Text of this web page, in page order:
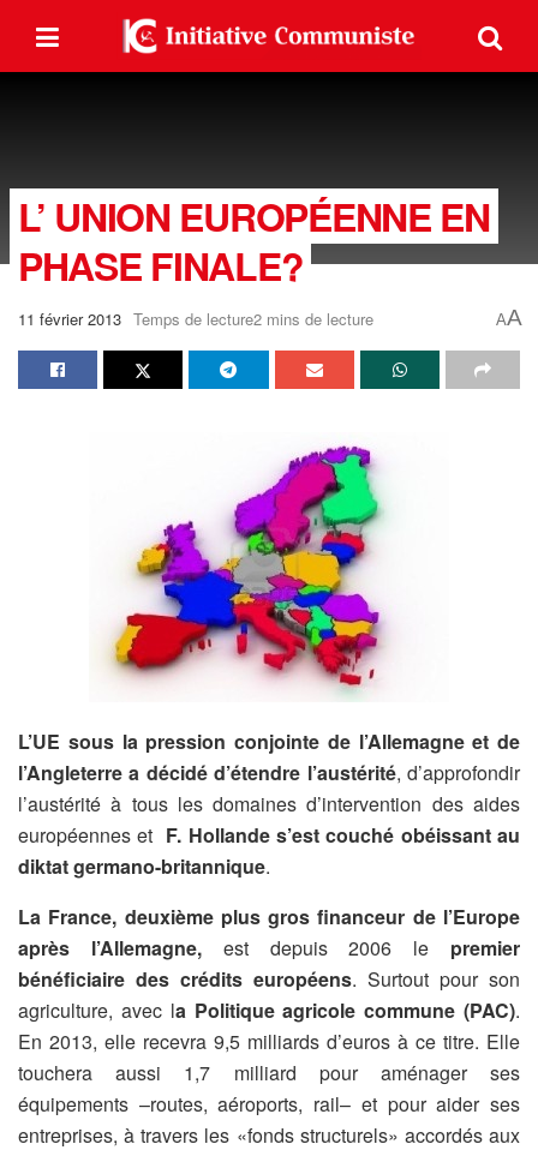
L’ UNION EUROPÉENNE EN
PHASE FINALE?
11 février 2013 Temps de lecture2 mins de lecture AA
L’UE sous la pression conjointe de l’Allemagne et de
l’Angleterre a décidé d’étendre l’austérité, d’approfondir
l’austérité à tous les domaines d’intervention des aides
européennes et F. Hollande s’est couché obéissant au
diktat germano-britannique.
La France, deuxième plus gros financeur de l’Europe
après l’Allemagne,est depuis 2006 le premier
bénéficiaire des crédits européens. Surtout pour son
agriculture, avec la Politique agricole commune (PAC).
En 2013, elle recevra 9,5 milliards d’euros à ce titre. Elle
touchera aussi 1,7 milliard pour aménager ses
équipements –routes, aéroports, rail– et pour aider ses
entreprises, à travers les «fonds structurels» accordés aux